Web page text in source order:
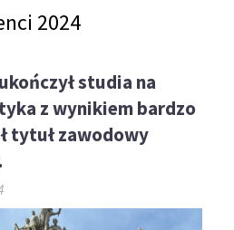
2024
studia na
z wynikiem bardzo
tytuł zawodowy